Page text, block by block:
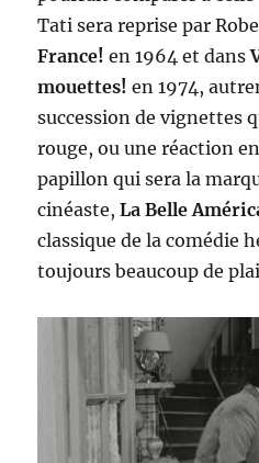
Tati sera reprise par
France! en 1964 et dans
mouettes!en 1974,
succession de vignettes
rouge, ou une réaction
papillon qui sera la
cinéaste,La Belle
classique de la comédie
toujours beaucoup de